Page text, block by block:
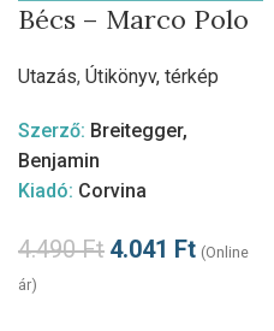
Bécs – Marco Polo
Utazás, Útikönyv, térkép
Szerző: Breitegger,
Benjamin
Kiadó: Corvina
4.490Ft 4.041 Ft (Online
ár)